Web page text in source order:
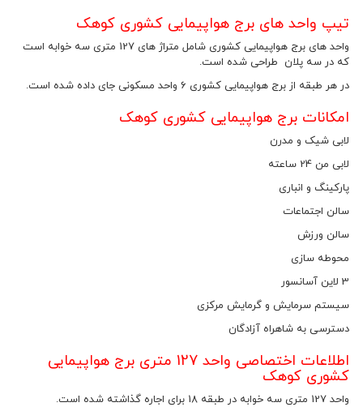
تیپ واحد های برج هواپیمایی کشوری کوهک
واحد های برج هواپیمایی کشوری شامل متراژ های 127 متری سه خوابه است
که در سه پلان طراحی شده است.
در هر طبقه از برج هواپیمایی کشوری 6 واحد مسکونی جای داده شده است.
امکانات برج هواپیمایی کشوری کوهک
لابی شیک و مدرن
لابی من 24 ساعته
پارکینگ و انباری
سالن اجتماعات
سالن ورزش
محوطه سازی
سیستم سرمایش و گرمایش مرکزی
دسترسی به شاهراه آزادگان
اطلاعات اختصاصی واحد 127 متری برج هواپیمایی
کشوری کوهک
واحد 127 متری سه خوابه در طبقه 18 برای اجاره گذاشته شده است.